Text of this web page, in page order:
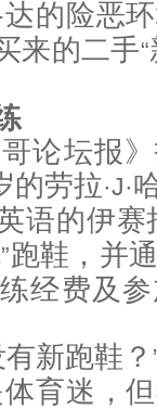
的险恶
来的二手“
论坛报
的劳拉·J·
语的伊赛
”跑鞋，并
经费及
新跑鞋？
育迷，